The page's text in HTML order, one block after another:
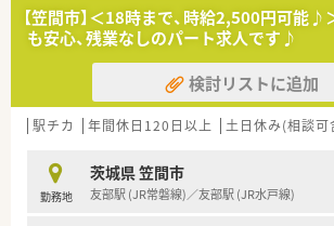
【笠間市】＜18時まで、時給2,500円可能
も安心、残業なしのパート求人です♪
検討リストに追加
駅チカ 年間休日120日以上 土日休み(相談可
勤務地
茨城県 笠間市
友部駅 (JR常磐線)／友部駅 (JR水戸線)